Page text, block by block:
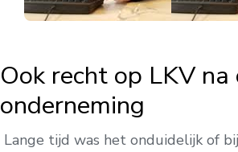
Ook recht op LKV
onderneming
Lange tijd was het onduidelijk of